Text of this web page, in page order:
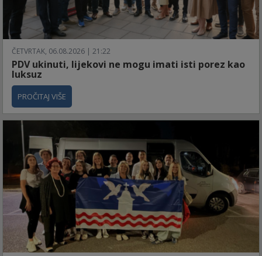
ČETVRTAK, 06.08.2026 | 21:22
PDV ukinuti, lijekovi ne mogu imati isti porez kao
luksuz
PROČITAJ VIŠE